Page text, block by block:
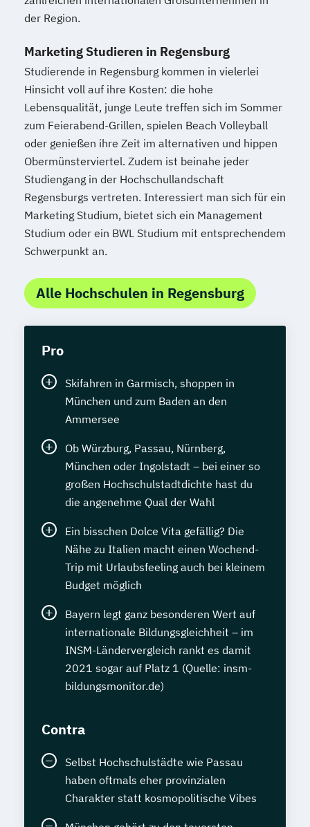
der Region.
Marketing Studieren in Regensburg
Studierende in Regensburg kommen in vielerlei
Hinsicht voll auf ihre Kosten: die hohe
Lebensqualität, junge Leute treffen sich im Sommer
zum Feierabend-Grillen, spielen Beach Volleyball
oder genießen ihre Zeit im alternativen und hippen
Obermünsterviertel. Zudem ist beinahe jeder
Studiengang in der Hochschullandschaft
Regensburgs vertreten. Interessiert man sich für ein
Marketing Studium, bietet sich ein Management
Studium oder ein BWL Studium mit entsprechendem
Schwerpunkt an.
Alle Hochschulen in Regensburg
Pro
Skifahren in Garmisch, shoppen in
München und zum Baden an den
Ammersee
Ob Würzburg, Passau, Nürnberg,
München oder Ingolstadt – bei einer so
großen Hochschulstadtdichte hast du
die angenehme Qual der Wahl
Ein bisschen Dolce Vita gefällig? Die
Nähe zu Italien macht einen Wochend-
Trip mit Urlaubsfeeling auch bei kleinem
Budget möglich
Bayern legt ganz besonderen Wert auf
internationale Bildungsgleichheit – im
INSM-Ländervergleich rankt es damit
2021 sogar auf Platz 1 (Quelle: insm-
bildungsmonitor.de)
Contra
Selbst Hochschulstädte wie Passau
haben oftmals eher provinzialen
Charakter statt kosmopolitische Vibes